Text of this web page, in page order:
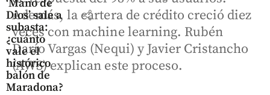
‘Mano de
Dios’ sale a
subasta:
¿cuánto
vale el
histórico
balón de
Maradona?
share
Además, la cartera de crédito creció diez
veces con machine learning. Rubén
Darío Vargas (Nequi) y Javier Cristancho
(AWS) explican este proceso.